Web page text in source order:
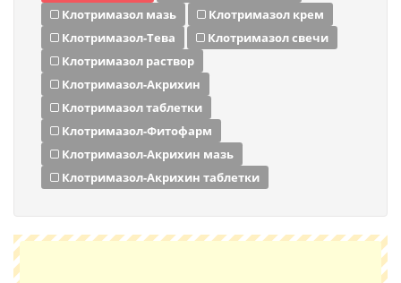
Клотримазол мазь
Клотримазол крем
Клотримазол-Тева
Клотримазол свечи
Клотримазол раствор
Клотримазол-Акрихин
Клотримазол таблетки
Клотримазол-Фитофарм
Клотримазол-Акрихин мазь
Клотримазол-Акрихин таблетки